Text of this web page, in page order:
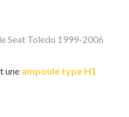
Seat Toledo 1999-2006
une ampoule type H1